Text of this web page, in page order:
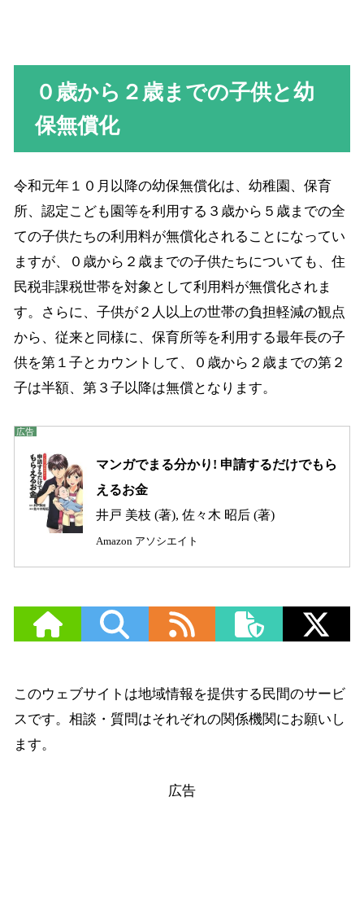
０歳から２歳までの子供と幼
保無償化
令和元年１０月以降の幼保無償化は、幼稚園、保育
所、認定こども園等を利用する３歳から５歳までの全
ての子供たちの利用料が無償化されることになってい
ますが、０歳から２歳までの子供たちについても、住
民税非課税世帯を対象として利用料が無償化されま
す。さらに、子供が２人以上の世帯の負担軽減の観点
から、従来と同様に、保育所等を利用する最年長の子
供を第１子とカウントして、０歳から２歳までの第２
子は半額、第３子以降は無償となります。
マンガでまる分かり! 申請するだけでもら
えるお金
井戸 美枝 (著), 佐々木 昭后 (著)
Amazon アソシエイト